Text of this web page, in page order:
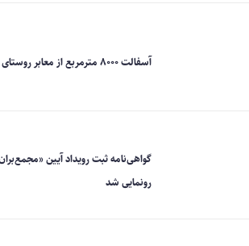
آسفالت ۸۰۰۰ مترمربع از معابر روستای گردشگری گیسوم تالش
گواهی‌نامه ثبت رویداد آیین
رونمایی شد